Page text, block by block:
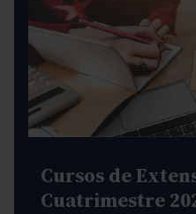
Cursos de
Cuatrimestre